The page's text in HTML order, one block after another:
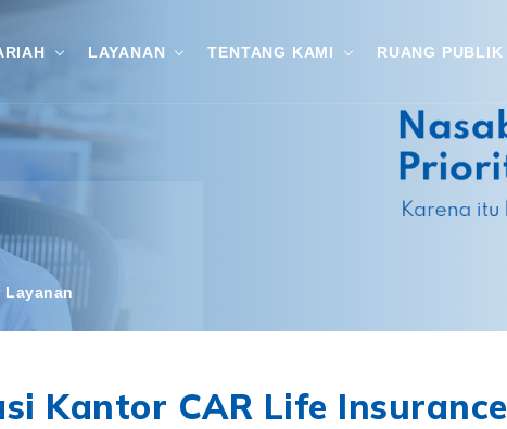
LAYANAN TENTANG KAMI RUANG PUBLIK
Layanan
Kantor CAR Life Insurance